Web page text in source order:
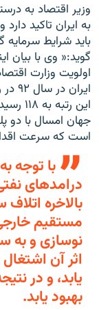
وزیر اقتصاد به
به ایران تاکید
باید شرایط
اولویت وزارت
این
است که سرعت
با توجه
درامدهای
بالاخره
مستقیم
نوسازی و به
اثر آن
یابد، و در
بهبود یابد.